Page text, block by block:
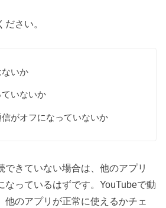
さい。
いか
いないか
がオフになっていないか
できていない場合は、他のアプリ
なっているはずです。YouTubeで動
他のアプリが正常に使えるかチェ